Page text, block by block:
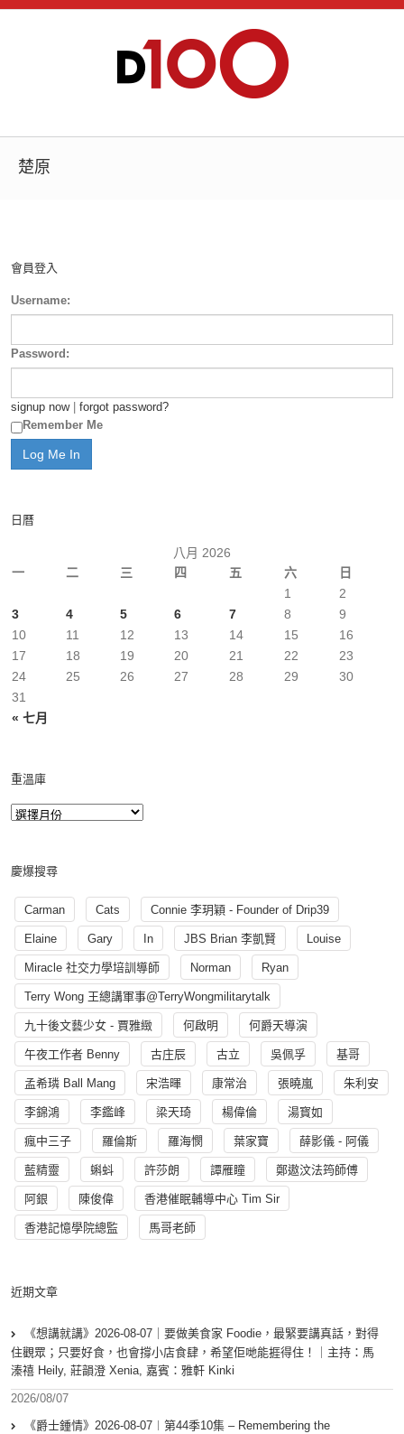
楚原
會員登入
Username:
Password:
signup now| forgot password?
Remember Me
日曆
八月 2026
一
二 三 四 五 六 日
« 七月
1
2
3
4 5 6 7 8
9
10
11 12 13 14 15
16
17
18 19 20 21 22
23
24
25 26 27 28 29
30
31
重溫庫
慶爆搜尋
Carman Cats Connie 李玥穎 - Founder of Drip39
Elaine Gary In JBS Brian 李凱賢 Louise
Miracle 社交力學培訓導師 Norman Ryan
Terry Wong 王總講軍事@TerryWongmilitarytalk
九十後文藝少女 - 賈雅緻 何啟明 何爵天導演
午夜工作者 Benny 古庄辰 古立 吳佩孚 基哥
孟希璘 Ball Mang 宋浩暉 康常治 張曉嵐 朱利安
李錦鴻 李鑑峰 梁天琦 楊偉倫 湯寳如
瘋中三子 羅倫斯 羅海憫 葉家寶 薛影儀 - 阿儀
藍精靈 蝌蚪 許莎朗 譚雁瞳 鄭遨汶法筠師傅
阿銀 陳俊偉 香港催眠輔導中心 Tim Sir
香港記憶學院總監 馬哥老師
近期文章
《想講就講》2026-08-07｜要做美食家 Foodie，最緊要講真話，對得
住觀眾；只要好食，也會撐小店食肆，希望佢哋能捱得住！｜主持：馬
溱禧 Heily, 莊韻澄 Xenia, 嘉賓：雅軒 Kinki
2026/08/07
《爵士鍾情》2026-08-07︱第44季10集 – Remembering the